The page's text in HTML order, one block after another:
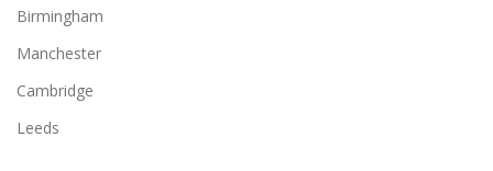
Birmingham
Manchester
Cambridge
Leeds